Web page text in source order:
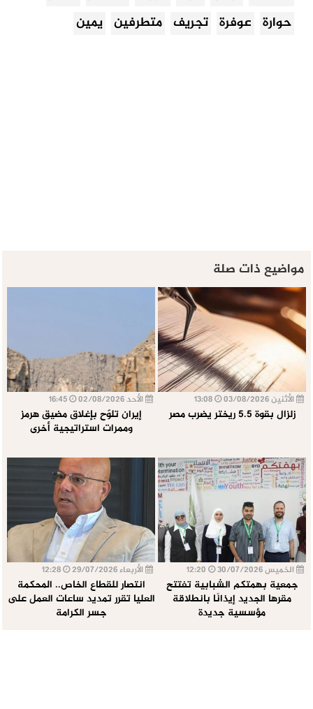
حوارة عوفرة تجريف متطرفين يمين
مواضيع ذات صلة
الأثنين 03/08/2026
زلزال بقوة 5.5 ريختر يضرب مصر
الأحد 02/08/2026
إيران تلوّح بإغلاق مضيق هرمز
وممرات استراتيجية أخرى
الخميس 30/07/2026
جمعية بهمتكم الشبابية تفتتح
مقرها الجديد إيذانًا بانطلاقة
مؤسسية جديدة
الأربعاء 29/07/2026
انتصار للقطاع الخاص.. المحكمة
العليا تقرر تمديد ساعات العمل على
جسر الكرامة